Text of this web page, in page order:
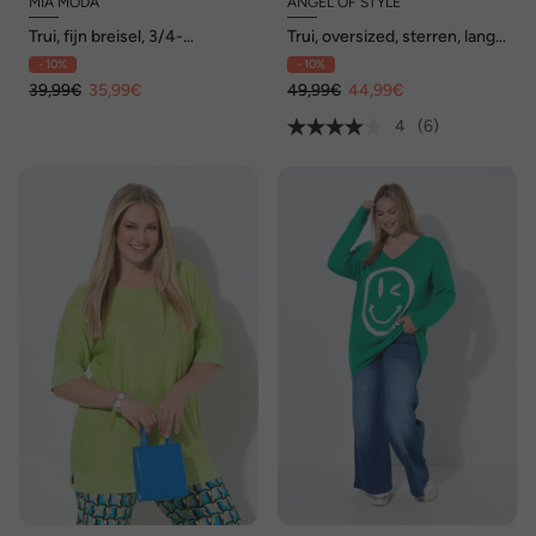
Trui, fijn breisel, 3/4-
vleermuismouwen
- 10%
39,99€ 35,99€
Trui, oversized, sterren, lange
mouwen
- 10%
49,99€ 44,99€
4
(6)